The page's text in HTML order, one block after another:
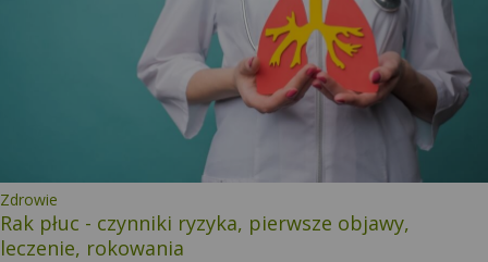
Kategoria:
Zdrowie
Rak płuc - czynniki ryzyka, pierwsze objawy,
leczenie, rokowania